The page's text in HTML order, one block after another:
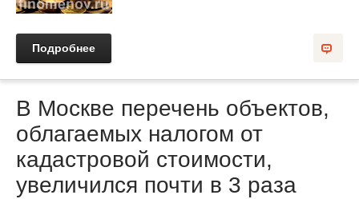
Подробнее
В Москве перечень объектов,
облагаемых налогом от
кадастровой стоимости,
увеличился почти в 3 раза